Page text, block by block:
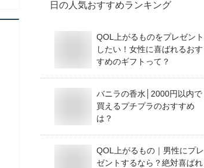
日 の人気おすすめランキング
QOL上がるものをプレゼント
したい！女性に喜ばれるおす
すめのギフトって？
バニラの香水│2000円以内で
買えるプチプラのおすすめ
は？
QOL上がるもの｜男性にプレ
ゼントするなら？絶対喜ばれ